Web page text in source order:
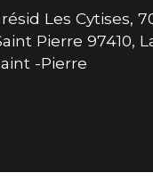
résid Les Cytises,
Pierre 97410,
-Pierre